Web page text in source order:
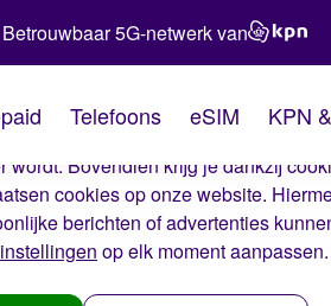
van Simyo
op onze website. Met deze
wordt. Bovendien krijg je dankzij
cookies op onze website.
berichten of advertenties
op elk moment
Betrouwbaar 5G-netwerk van
Telefoons eSIM KPN